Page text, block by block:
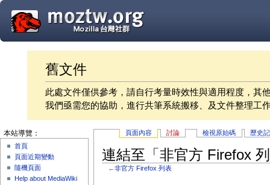
舊文件
此處文件僅供參考，請自行考量時效性與適用程度，其
我們亟需您的協助，進行共筆系統搬移、及文件整理工
頁面內容 討論 檢視原始碼 歷史
連結至「非官方 Firefox
←非官方 Firefox 列表
本站導覽：
首頁
頁面近期變動
隨機頁面
Help about MediaWiki